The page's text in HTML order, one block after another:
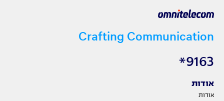
Crafting Communication
9163*
אודות
אודות